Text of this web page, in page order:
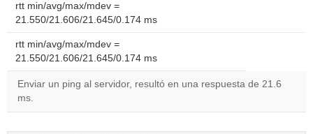
rtt min/avg/max/mdev =
21.550/21.606/21.645/0.174 ms
rtt min/avg/max/mdev =
21.550/21.606/21.645/0.174 ms
Enviar un ping al servidor, resultó en una respuesta de 21.6
ms.